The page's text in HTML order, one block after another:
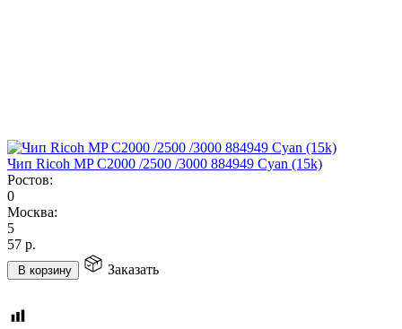
Чип Ricoh MP C2000 /2500 /3000 884949 Cyan (15k)
Ростов:
0
Москва:
5
57 р.
В корзину Заказать